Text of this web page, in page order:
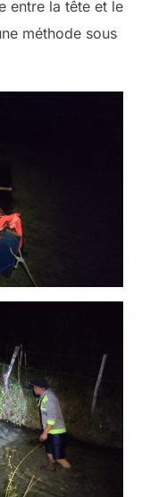
entre la tête et le
méthode sous